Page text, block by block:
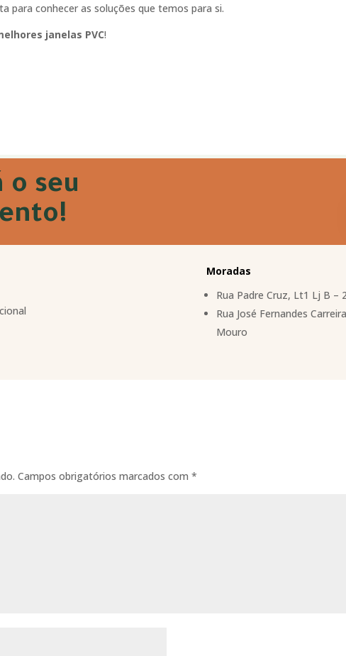
para conhecer as soluções que temos para si.
janelas PVC!
o seu
Moradas
Rua Padre Cruz, Lt1 Lj B –
Rua José Fernandes
Mouro
Campos obrigatórios marcados com*